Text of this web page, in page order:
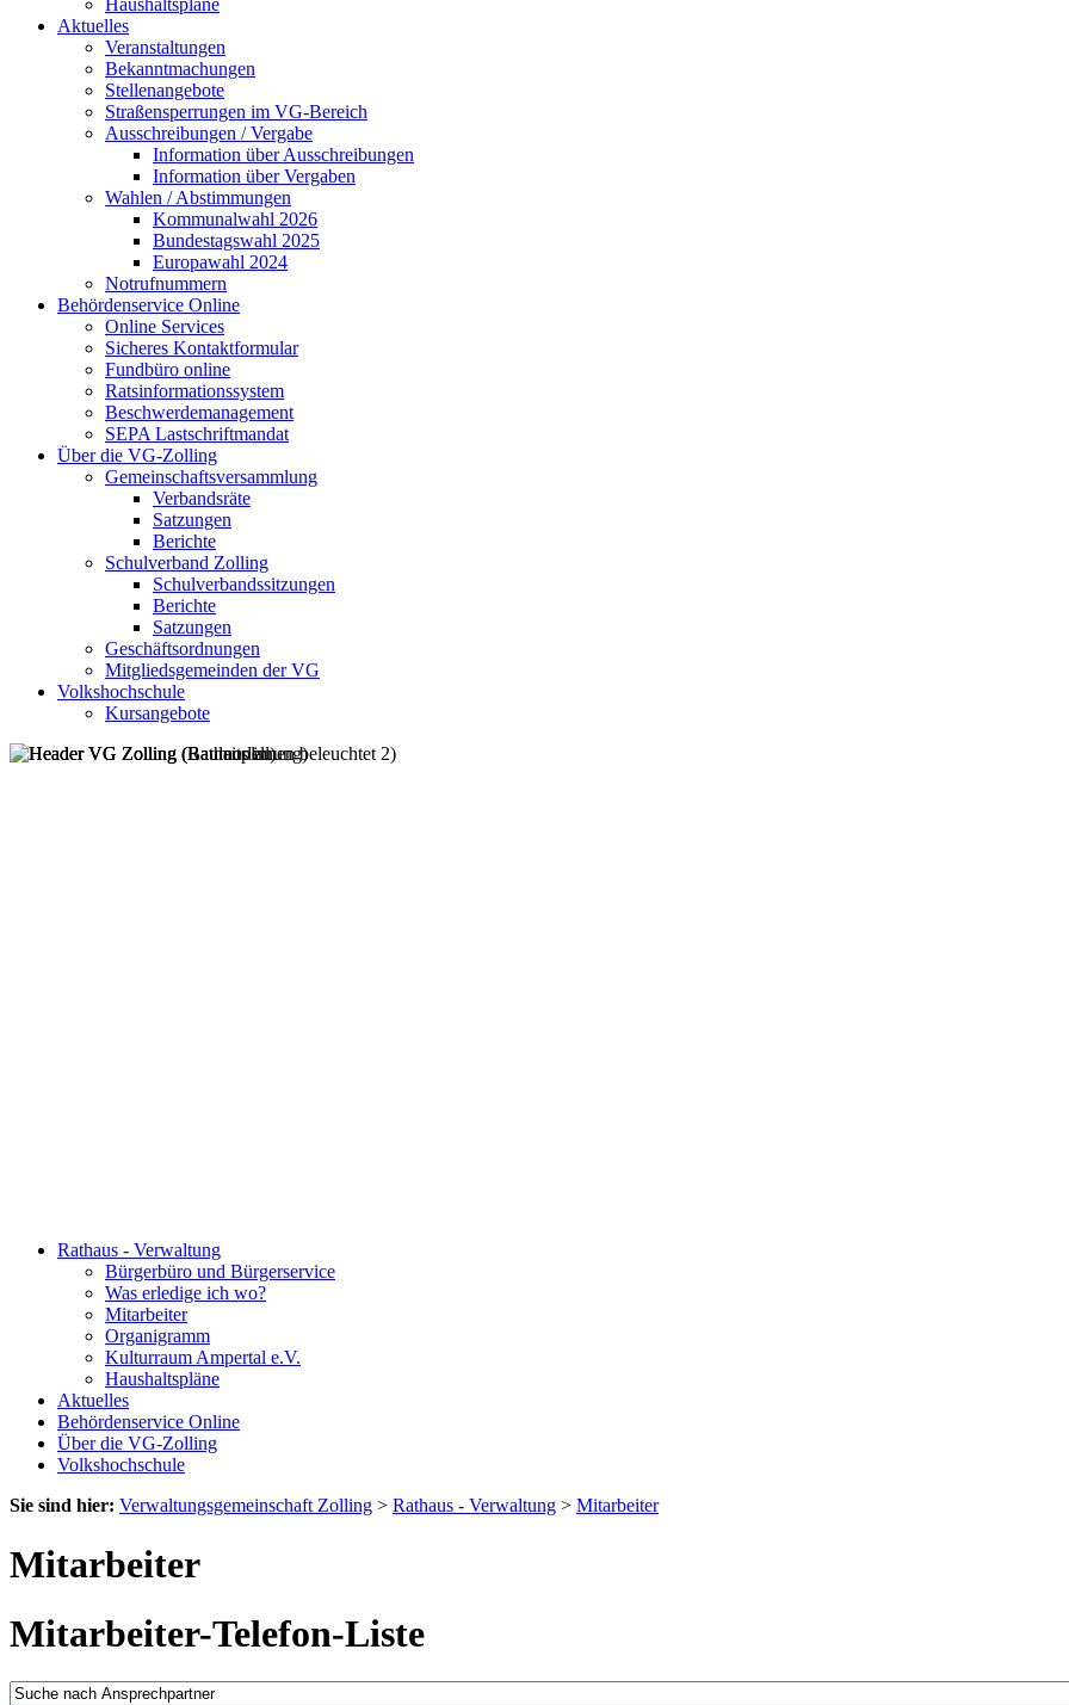
Haushaltspläne
Aktuelles
Veranstaltungen
Bekanntmachungen
Stellenangebote
Straßensperrungen im VG-Bereich
Ausschreibungen / Vergabe
Information über Ausschreibungen
Information über Vergaben
Wahlen / Abstimmungen
Kommunalwahl 2026
Bundestagswahl 2025
Europawahl 2024
Notrufnummern
Behördenservice Online
Online Services
Sicheres Kontaktformular
Fundbüro online
Ratsinformationssystem
Beschwerdemanagement
SEPA Lastschriftmandat
Über die VG-Zolling
Gemeinschaftsversammlung
Verbandsräte
Satzungen
Berichte
Schulverband Zolling
Schulverbandssitzungen
Berichte
Satzungen
Geschäftsordnungen
Mitgliedsgemeinden der VG
Volkshochschule
Kursangebote
Rathaus - Verwaltung
Bürgerbüro und Bürgerservice
Was erledige ich wo?
Mitarbeiter
Organigramm
Kulturraum Ampertal e.V.
Haushaltspläne
Aktuelles
Behördenservice Online
Über die VG-Zolling
Volkshochschule
Sie sind hier: Verwaltungsgemeinschaft Zolling > Rathaus - Verwaltung > Mitarbeiter
Mitarbeiter
Mitarbeiter-Telefon-Liste